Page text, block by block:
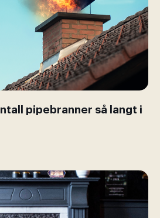
pipebranner så langt i